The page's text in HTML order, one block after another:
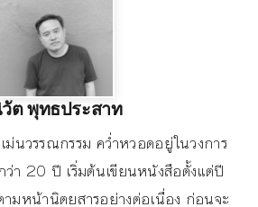
ต พุทธประสาท
นวรรณกรรม คว่ำหวอดอยู่ในวงการ
ว่า 20 ปี เริ่มต้นเขียนหนังสือตั้งแต่ปี
มหน้านิตยสารอย่างต่อเนื่อง ก่อนจะ